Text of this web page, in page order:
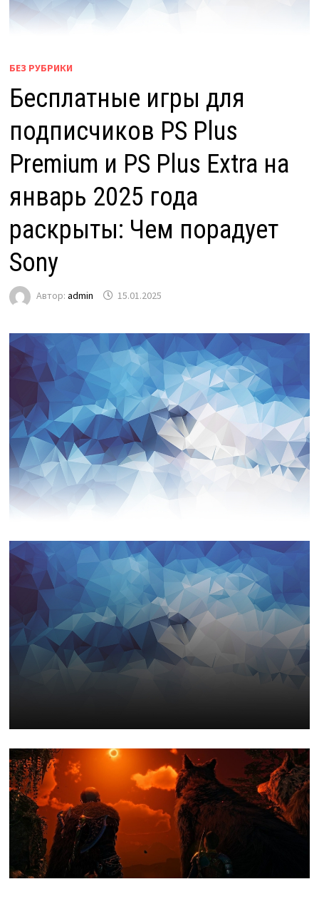
БЕЗ РУБРИКИ
Бесплатные игры для
подписчиков PS Plus
Premium и PS Plus Extra на
январь 2025 года
раскрыты: Чем порадует
Sony
Автор: admin 15.01.2025